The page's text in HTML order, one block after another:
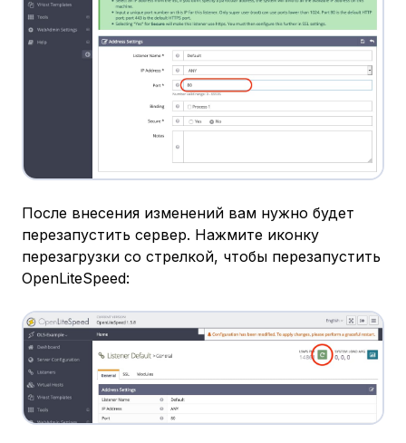
После внесения изменений вам нужно будет
перезапустить сервер. Нажмите иконку
перезагрузки со стрелкой, чтобы перезапустить
OpenLiteSpeed: